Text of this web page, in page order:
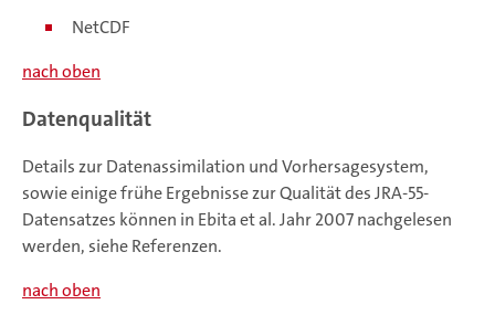
NetCDF
nach oben
Datenqualität
Details zur Datenassimilation und Vorhersagesystem,
sowie einige frühe Ergebnisse zur Qualität des JRA-55-
Datensatzes können in Ebita et al. Jahr 2007 nachgelesen
werden, siehe Referenzen.
nach oben